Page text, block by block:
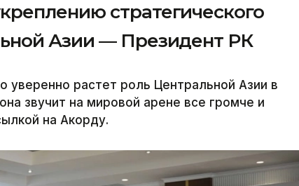
стратегического
Азии — Президент РК
растет роль Центральной Азии в
звучит на мировой арене все громче и
на Акорду.